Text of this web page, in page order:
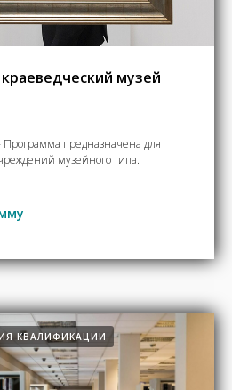
музей
предназначена для
музейного типа.
КВАЛИФИКАЦИИ